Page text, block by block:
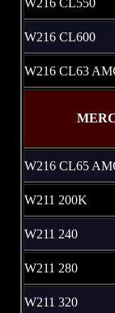
W216 CL550
W216 CL600
W216 CL63
W216 CL65
W211 200K
W211 240
W211 280
W211 320